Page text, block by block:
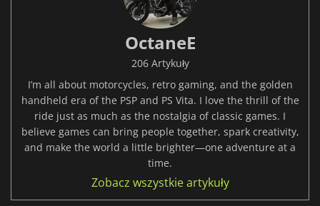
OctaneE
206 Artykuły
I’m all about motorcycles, retro gaming, and the golden
handheld era of the PSP and PS Vita. I love the thrill of the
ride just as much as the nostalgia of classic games. I
believe games can bring people together, spark creativity,
and make the world a little brighter—one adventure at a
time.
Zobacz wszystkie artykuły